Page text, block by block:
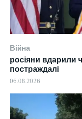
Війна
росіяни вдарили
постраждалі
06.08.2026